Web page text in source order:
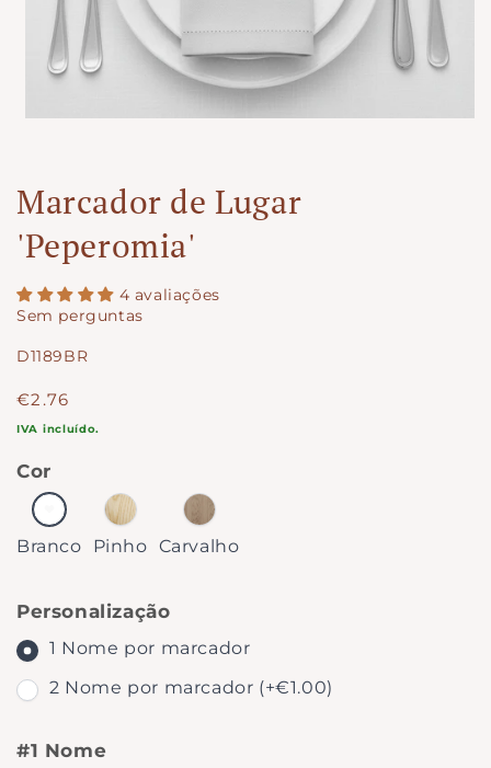
Marcador de Lugar
'Peperomia'
4 avaliações
Sem perguntas
SKU:
D1189BR
Preço
normal
€2.76
IVA incluído.
Cor
Branco
Branco
Pinho
Pinho
Carvalho
Carvalho
Personalização
1 Nome por marcador
2 Nome por marcador (+€1.00)
#1 Nome